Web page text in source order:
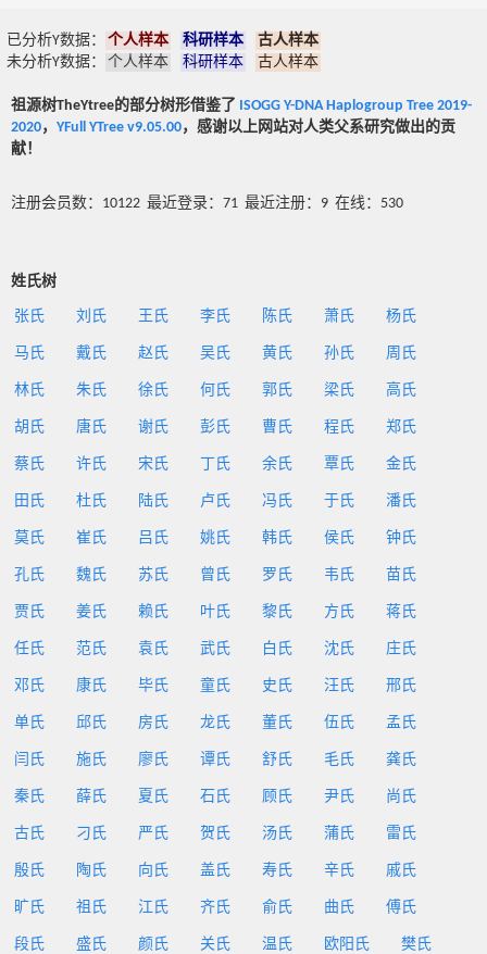
已分析Y数据： 个人样本 科研样本
古人样本
未分析Y数据：
个人样本 科研样本 古人样本
祖源树TheYtree的部分树形借鉴了 ISOGG Y-DNA Haplogroup Tree 2019-
2020， YFull YTree v9.05.00，感谢以上网站对人类父系研究做出的贡
献！
注册会员数：10122 最近登录：71 最近注册：9 在线：530
姓氏树
张氏 刘氏 王氏 李氏 陈氏 萧氏 杨氏
马氏 戴氏 赵氏 吴氏 黄氏 孙氏 周氏
林氏 朱氏 徐氏 何氏 郭氏 梁氏 高氏
胡氏 唐氏 谢氏 彭氏 曹氏 程氏 郑氏
蔡氏 许氏 宋氏 丁氏 余氏 覃氏 金氏
田氏 杜氏 陆氏 卢氏 冯氏 于氏 潘氏
莫氏 崔氏 吕氏 姚氏 韩氏 侯氏 钟氏
孔氏 魏氏 苏氏 曾氏 罗氏 韦氏 苗氏
贾氏 姜氏 赖氏 叶氏 黎氏 方氏 蒋氏
任氏 范氏 袁氏 武氏 白氏 沈氏 庄氏
邓氏 康氏 毕氏 童氏 史氏 汪氏 邢氏
单氏 邱氏 房氏 龙氏 董氏 伍氏 孟氏
闫氏 施氏 廖氏 谭氏 舒氏 毛氏 龚氏
秦氏 薛氏 夏氏 石氏 顾氏 尹氏 尚氏
古氏 刁氏 严氏 贺氏 汤氏 蒲氏 雷氏
殷氏 陶氏 向氏 盖氏 寿氏 辛氏 戚氏
旷氏 祖氏 江氏 齐氏 俞氏 曲氏 傅氏
段氏 盛氏 颜氏 关氏 温氏 欧阳氏 樊氏